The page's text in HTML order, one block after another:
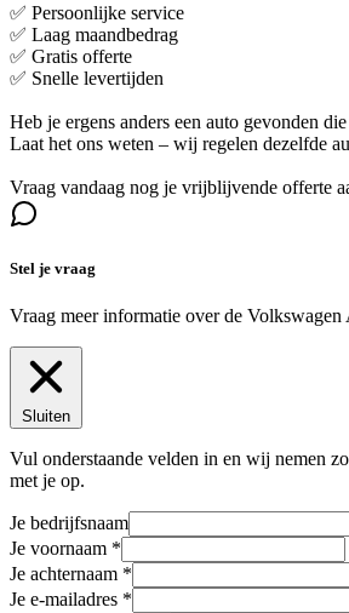
✅ Persoonlijke service
✅ Laag maandbedrag
✅ Gratis offerte
✅ Snelle levertijden
Heb je ergens anders een auto gevonden
Laat het ons weten – wij regelen dezelfde
Vraag vandaag nog je vrijblijvende offerte
Stel je vraag
Vraag meer informatie over de Volkswagen
Sluiten
Vul onderstaande velden in en wij nemen
met je op.
Je bedrijfsnaam
Je voornaam
Je achternaam
Je e-mailadres